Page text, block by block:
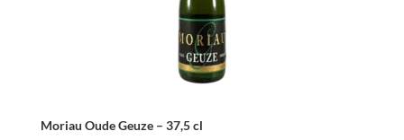
Moriau Oude Geuze – 37,5 cl